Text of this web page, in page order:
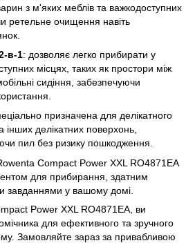
з м'яких меблів та важкодоступних
ретельне очищення навіть
в-1: дозволяє легко прибирати у
місцях, таких як простори між
сидіння, забезпечуючи
призначена для делікатного
делікатних поверхонь,
пил без ризику пошкодження.
Compact Power XXL RO4871EA
для прибирання, здатним
завданнями у вашому домі.
Power XXL RO4871EA, ви
для ефективного та зручного
Замовляйте зараз за привабливою